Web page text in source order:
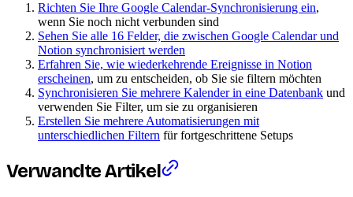
Richten Sie Ihre Google Calendar-Synchronisierung ein,
wenn Sie noch nicht verbunden sind
Sehen Sie alle 16 Felder, die zwischen Google Calendar und
Notion synchronisiert werden
Erfahren Sie, wie wiederkehrende Ereignisse in Notion
erscheinen, um zu entscheiden, ob Sie sie filtern möchten
Synchronisieren Sie mehrere Kalender in eine Datenbank und
verwenden Sie Filter, um sie zu organisieren
Erstellen Sie mehrere Automatisierungen mit
unterschiedlichen Filtern für fortgeschrittene Setups
Verwandte Artikel